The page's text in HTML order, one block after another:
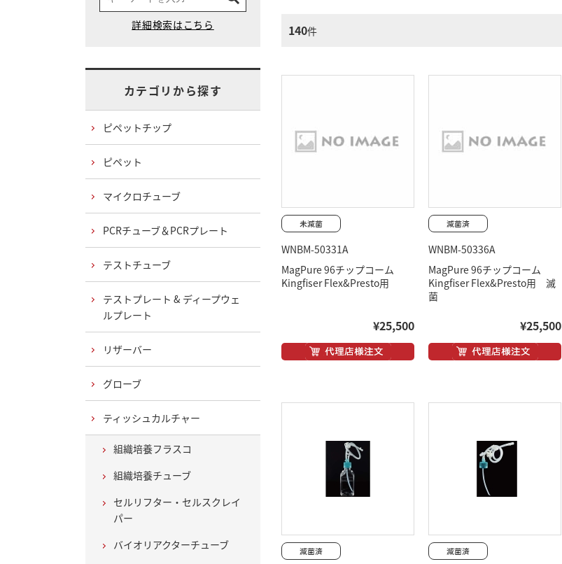
140件
WNBM-50331A
MagPure 96チップコーム
Kingfiser Flex&Presto用
¥25,500
WNBM-50336A
MagPure 96チップコーム
Kingfiser Flex&Presto用 滅
菌
¥25,500
カテゴリから探す
ピペットチップ
ピペット
マイクロチューブ
PCRチューブ＆PCRプレート
テストチューブ
テストプレート & ディープウェ
ルプレート
リザーバー
グローブ
ティッシュカルチャー
組織培養フラスコ
組織培養チューブ
セルリフター・セルスクレイ
パー
バイオリアクターチューブ